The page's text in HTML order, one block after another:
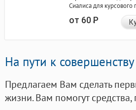
Сиалиса для курсового
от 60Р
На пути к
Предлагаем Вам сделать
жизни. Вам помогут